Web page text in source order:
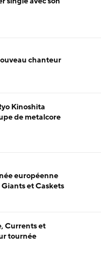
chanteur
Kinoshita
de metalcore
européenne
et Caskets
Currents et
tournée